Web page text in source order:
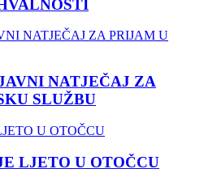
NATJEČAJ ZA
SLUŽBU
LJETO U OTOČCU